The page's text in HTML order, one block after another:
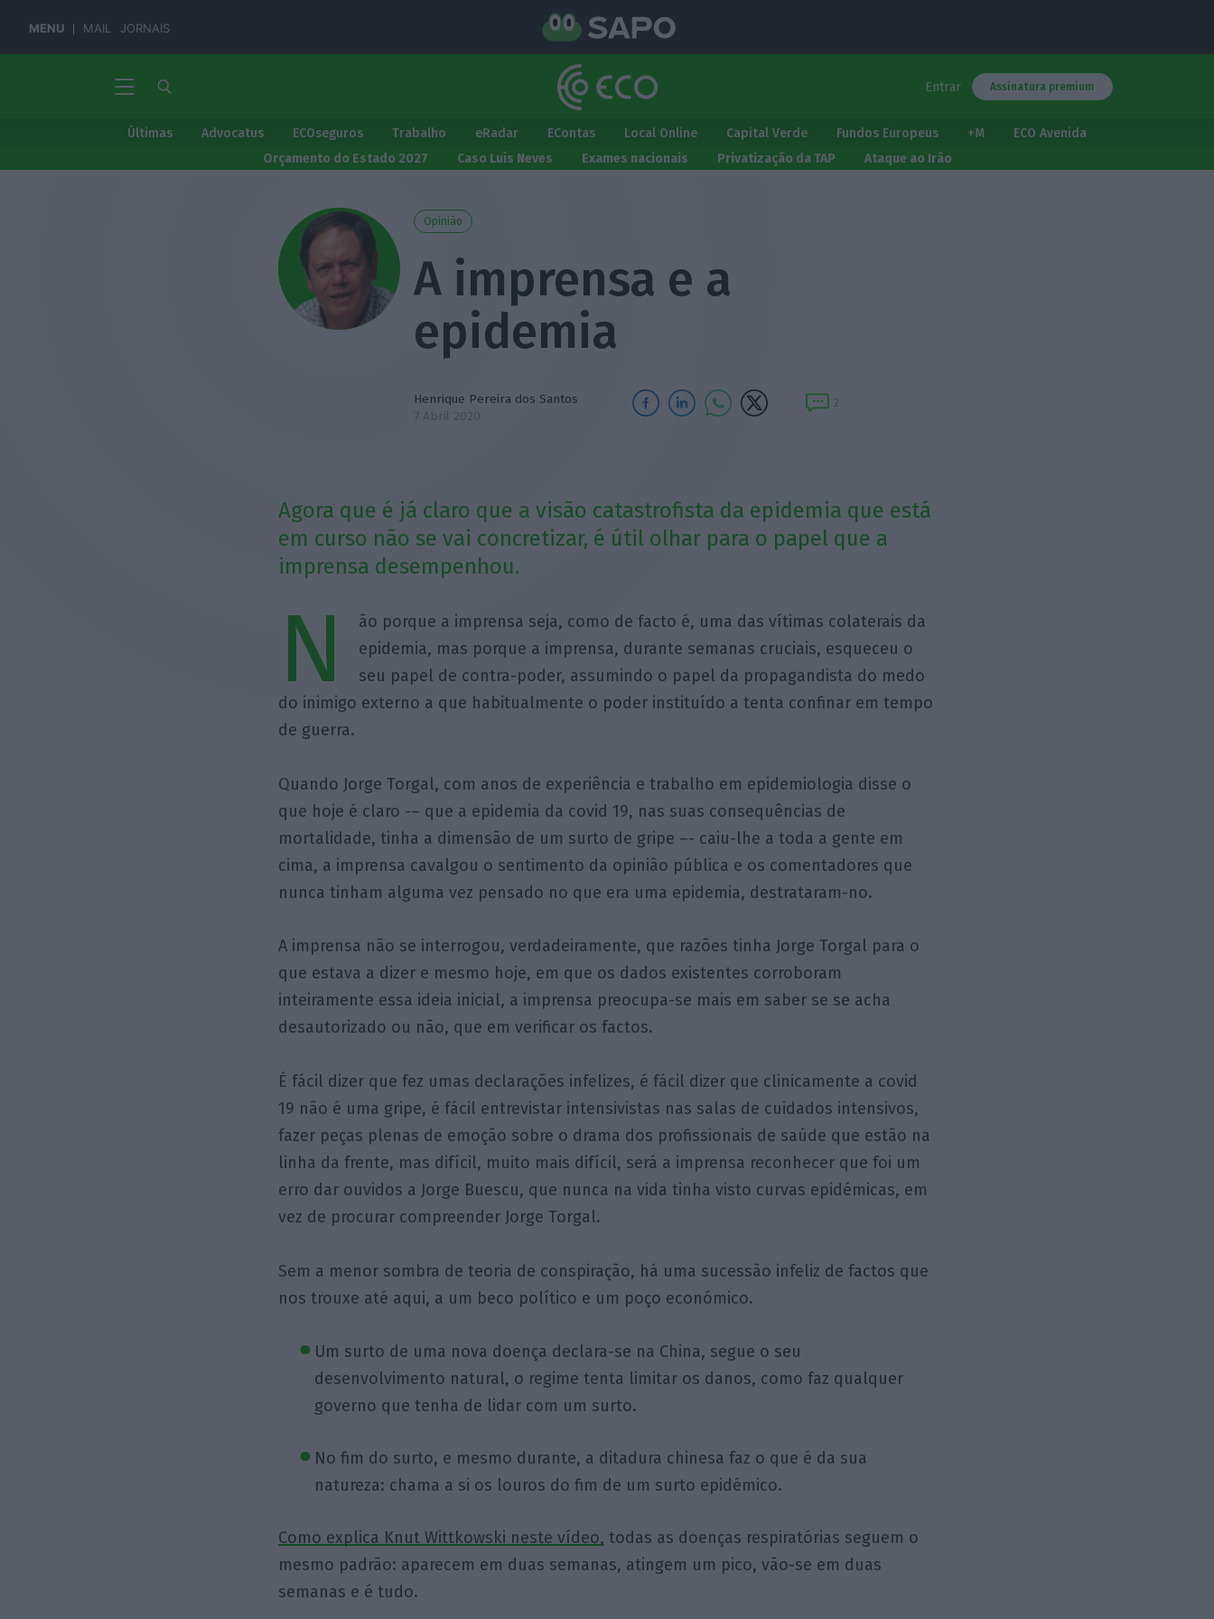
MENU MAIL JORNAIS
Entrar Assinatura premium
Últimas Advocatus ECOseguros Trabalho eRadar EContas Local Online Capital Verde Fundos Europeus +M
ECO Avenida
Orçamento do Estado 2027
Caso Luís Neves Exames nacionais Privatização da TAP Ataque ao Irão
Opinião
A imprensa e a
epidemia
Henrique Pereira dos Santos
7 Abril 2020
2
Agora que é já claro que a visão catastrofista da epidemia que está
em curso não se vai concretizar, é útil olhar para o papel que a
imprensa desempenhou.
N
ão porque a imprensa seja, como de facto é, uma das vítimas colaterais da
epidemia, mas porque a imprensa, durante semanas cruciais, esqueceu o
seu papel de contra-poder, assumindo o papel da propagandista do medo
do inimigo externo a que habitualmente o poder instituído a tenta confinar em tempo
de guerra.
Quando Jorge Torgal, com anos de experiência e trabalho em epidemiologia disse o
que hoje é claro -– que a epidemia da covid 19, nas suas consequências de
mortalidade, tinha a dimensão de um surto de gripe –- caiu-lhe a toda a gente em
cima, a imprensa cavalgou o sentimento da opinião pública e os comentadores que
nunca tinham alguma vez pensado no que era uma epidemia, destrataram-no.
A imprensa não se interrogou, verdadeiramente, que razões tinha Jorge Torgal para o
que estava a dizer e mesmo hoje, em que os dados existentes corroboram
inteiramente essa ideia inicial, a imprensa preocupa-se mais em saber se se acha
desautorizado ou não, que em verificar os factos.
É fácil dizer que fez umas declarações infelizes, é fácil dizer que clinicamente a covid
19 não é uma gripe, é fácil entrevistar intensivistas nas salas de cuidados intensivos,
fazer peças plenas de emoção sobre o drama dos profissionais de saúde que estão na
linha da frente, mas difícil, muito mais difícil, será a imprensa reconhecer que foi um
erro dar ouvidos a Jorge Buescu, que nunca na vida tinha visto curvas epidémicas, em
vez de procurar compreender Jorge Torgal.
Sem a menor sombra de teoria de conspiração, há uma sucessão infeliz de factos que
nos trouxe até aqui, a um beco político e um poço económico.
Um surto de uma nova doença declara-se na China, segue o seu
desenvolvimento natural, o regime tenta limitar os danos, como faz qualquer
governo que tenha de lidar com um surto.
No fim do surto, e mesmo durante, a ditadura chinesa faz o que é da sua
natureza: chama a si os louros do fim de um surto epidémico.
Como explica Knut Wittkowski neste vídeo, todas as doenças respiratórias seguem o
mesmo padrão: aparecem em duas semanas, atingem um pico, vão-se em duas
semanas e é tudo.